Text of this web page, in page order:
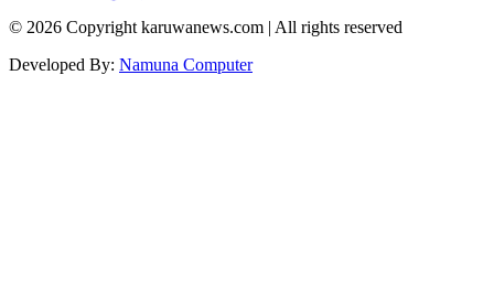
© 2026 Copyright karuwanews.com | All rights reserved
Developed By: Namuna Computer